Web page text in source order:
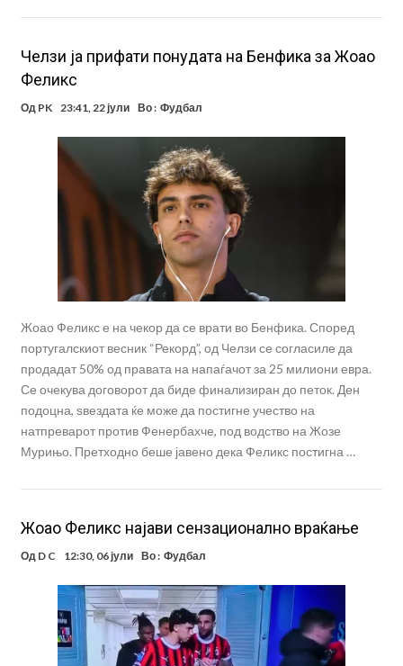
Челзи ја прифати понудата на Бенфика за Жоао
Феликс
Од PK 23:41, 22 јули Во : Фудбал
Жоао Феликс е на чекор да се врати во Бенфика. Според
португалскиот весник “Рекорд”, од Челзи се согласиле да
продадат 50% од правата на напаѓачот за 25 милиони евра.
Се очекува договорот да биде финализиран до петок. Ден
подоцна, ѕвездата ќе може да постигне учество на
натпреварот против Фенербахче, под водство на Жозе
Мурињо. Претходно беше јавено дека Феликс постигна …
Жоао Феликс најави сензационално враќање
Од D C 12:30, 06 јули Во : Фудбал